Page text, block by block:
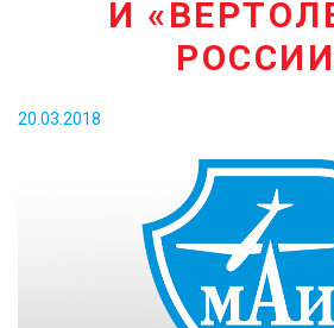
КОНТАКТЫ
И
20.03.2018